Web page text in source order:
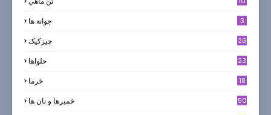
جوانه ها 3
چیزکیک 26
حلواها 23
خرما 18
خميرها و نان ها 50